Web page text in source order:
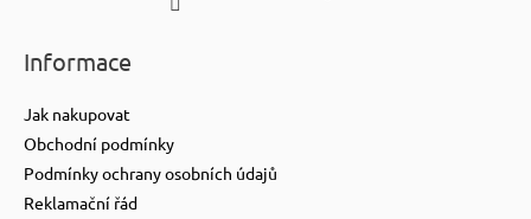
Informace
Jak nakupovat
Obchodní podmínky
Podmínky ochrany osobních údajů
Reklamační řád